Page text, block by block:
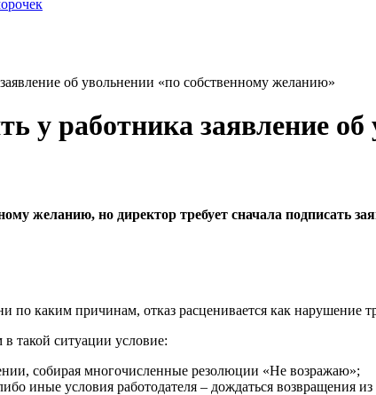
об увольнении «по собственному желанию»
у работника заявление
желанию, но директор требует сначала подписать
по каким причинам, отказ расценивается как нарушение
такой ситуации условие:
собирая многочисленные резолюции «Не возражаю»;
иные условия работодателя – дождаться возвращения